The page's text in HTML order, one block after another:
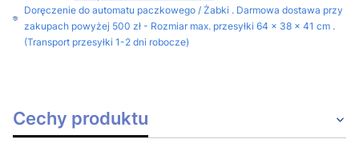
Doręczenie do automatu paczkowego / Żabki . Darmowa dostawa przy
zakupach powyżej 500 zł - Rozmiar max. przesyłki 64 x 38 x 41 cm .
(Transport przesyłki 1-2 dni robocze)
Cechy produktu